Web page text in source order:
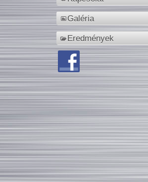
Galéria
Eredmények